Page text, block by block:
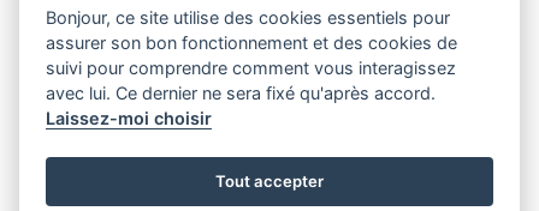
Media Kit
Privacy Policy
Pl. de la Palud 23
Tel : +41 (21) 312 41 41
Bonjour, ce site utilise des cookies essentiels pour
assurer son bon fonctionnement et des cookies de
suivi pour comprendre comment vous interagissez
avec lui. Ce dernier ne sera fixé qu'après accord.
Laissez-moi choisir
Tout accepter